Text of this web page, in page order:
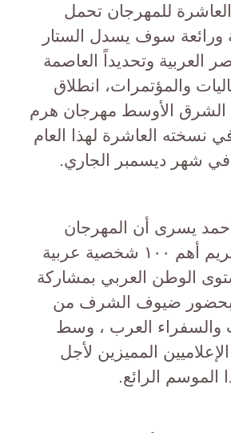
للمهرجان تحمل
ورائعة سوف يسدل الستار
العربية وتحديداً العاصمة
والمؤتمرات، انطلاق
الأوسط مهرجان هرم
في نسخته العاشرة لهذا العام
في شهر ديسمبر الجاري.
أحمد يسرى أن المهرجان
يتضمن حفل تكريم أهم ١٠٠ شخصية عربية
الوطن العربي بمشاركة
بحضور ضيوف الشرف من
والسفراء العرب ، وسط
المميزين لأجل
الموسم الرائع.